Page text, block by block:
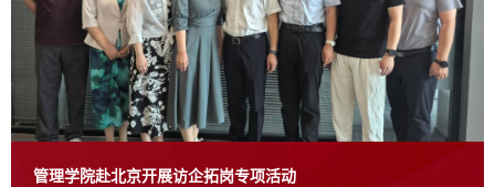
管理学院赴北京开展访企拓岗专项活动